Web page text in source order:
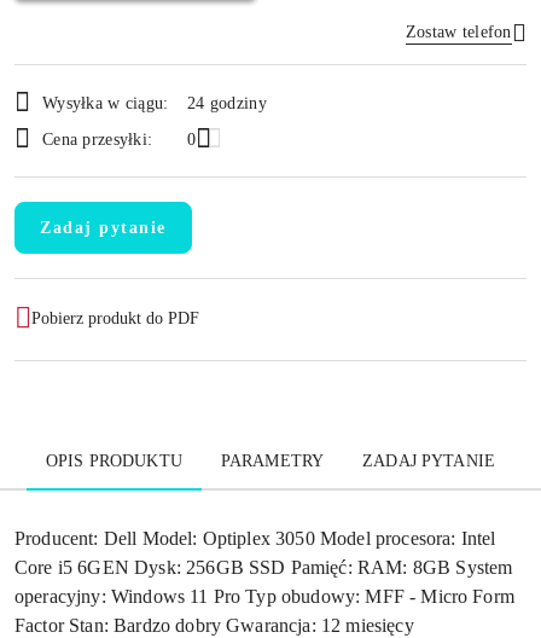
Zostaw telefon
i
dostawa
Wysyłka w ciągu:
24 godziny
Cena przesyłki:
0
Zadaj pytanie
Pobierz produkt do PDF
OPIS PRODUKTU PARAMETRY ZADAJ PYTANIE
Producent: Dell Model: Optiplex 3050 Model procesora: Intel
Core i5 6GEN Dysk: 256GB SSD Pamięć: RAM: 8GB System
operacyjny: Windows 11 Pro Typ obudowy: MFF - Micro Form
Factor Stan: Bardzo dobry Gwarancja: 12 miesięcy